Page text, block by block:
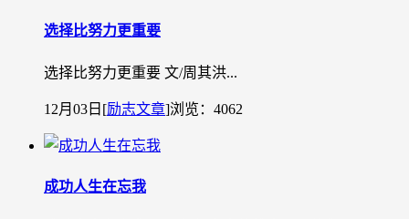
选择比努力更重要
选择比努力更重要 文/周其洪...
12月03日 [励志文章]浏览：4062
成功人生在忘我